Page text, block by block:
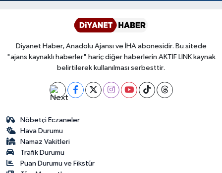
Diyanet Haber, Anadolu Ajansı ve İHA abonesidir. Bu sitede
"ajans kaynaklı haberler" hariç diğer haberlerin AKTİF LİNK kaynak
belirtilerek kullanılması serbesttir.
Nöbetçi Eczaneler
Hava Durumu
Namaz Vakitleri
Trafik Durumu
Puan Durumu ve Fikstür